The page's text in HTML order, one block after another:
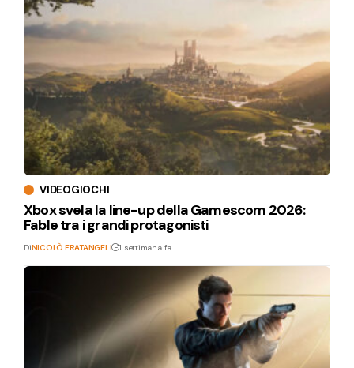
VIDEOGIOCHI
Xbox svela la line-up della Gamescom 2026:
Fable tra i grandi protagonisti
DiNICOLÒ FRATANGELI 1 settimana fa